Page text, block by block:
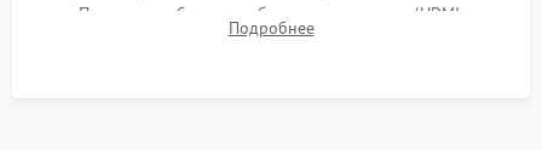
Проверка работоспособности всех портов (HDMI,
DisplayPort, VGA) и кнопок управления под нагрузкой в
Подробнее